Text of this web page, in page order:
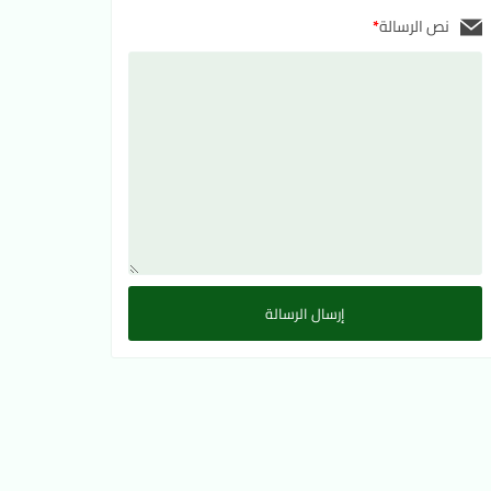
نص الرسالة*
إرسال الرسالة